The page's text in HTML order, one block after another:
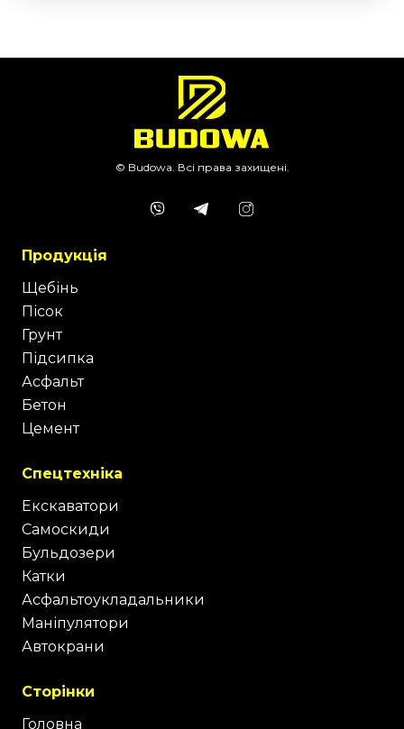
© Budowa. Всі права захищені.
Продукція
Щебінь
Пісок
Грунт
Підсипка
Асфальт
Бетон
Цемент
Спецтехніка
Екскаватори
Самоскиди
Бульдозери
Катки
Асфальтоукладальники
Маніпулятори
Автокрани
Сторінки
Головна